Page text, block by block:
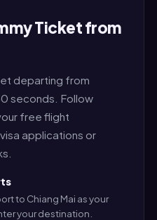
Ticket from
departing from
seconds. Follow
free flight
applications or
to Chiang Mai as your
your destination.